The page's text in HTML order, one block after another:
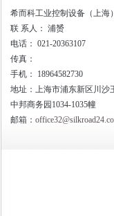
希而科工业控制设备（上海
联 系人： 浦赟
电话： 021-20363107
传真：
手机：
18964582730
地址：上海市浦东新区川沙
中邦商务园1034-1035幢
邮箱：